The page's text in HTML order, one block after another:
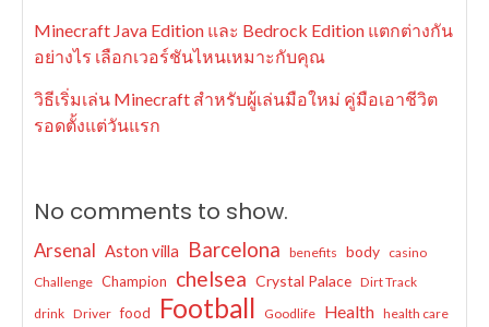
Minecraft Java Edition และ Bedrock Edition แตกต่างกัน
อย่างไร เลือกเวอร์ชันไหนเหมาะกับคุณ
วิธีเริ่มเล่น Minecraft สำหรับผู้เล่นมือใหม่ คู่มือเอาชีวิต
รอดตั้งแต่วันแรก
No comments to show.
Arsenal Aston villa Barcelona benefits body casino
Challenge Champion chelsea Crystal Palace Dirt Track
drink Driver food Football Goodlife Health health care